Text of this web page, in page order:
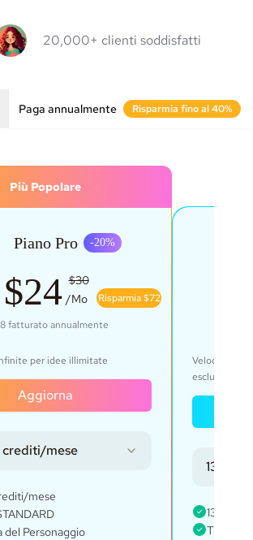
20,000+ clienti soddisfatti
Paga annualmente Risparmia fino al 40%
Più Popolare
Piano Pro -20%
$24 $30
/Mo
Risparmia $72
fatturato annualmente
per idee illimitate
Aggiorna
mese
mese
del Personaggio
Veloce, per
esclusivo
135000
Tutto in